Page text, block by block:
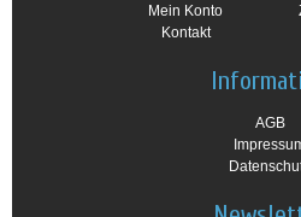
Mein Konto
Kontakt
AGB